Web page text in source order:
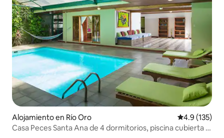
Alojamiento en Río Oro Calificación
4.9 (135)
Casa Peces Santa Ana de 4 dormitorios, piscina cubierta y